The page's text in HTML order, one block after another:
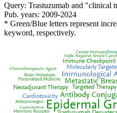
Query: Trastuzumab and "clinical
Pub. years: 2009-2024
* Green/Blue letters represent
keyword, respectively.